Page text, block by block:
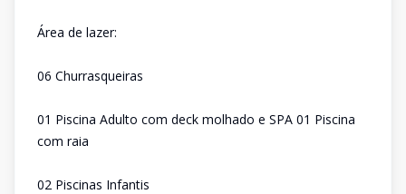
Área de lazer:
06 Churrasqueiras
01 Piscina Adulto com deck molhado e SPA 01 Piscina
com raia
02 Piscinas Infantis